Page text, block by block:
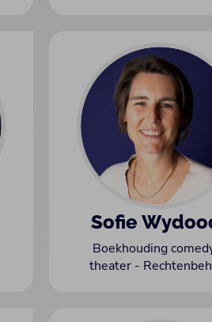
Sofie
Boekhouding
theater -